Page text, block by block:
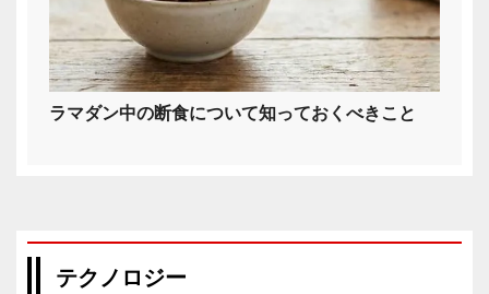
ラマダン中の断食について知っておくべきこと
テクノロジー